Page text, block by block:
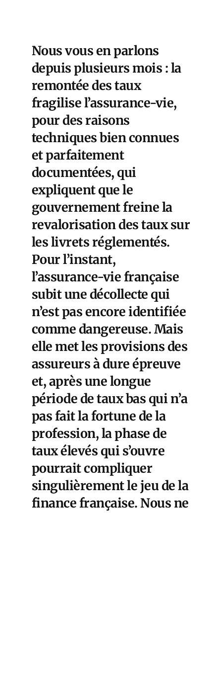
Nous vous en parlons
depuis plusieurs mois : la
remontée des taux
fragilise l’assurance-vie,
pour des raisons
techniques bien connues
et parfaitement
documentées, qui
expliquent que le
gouvernement freine la
revalorisation des taux sur
les livrets réglementés.
Pour l’instant,
l’assurance-vie française
subit une décollecte qui
n’est pas encore identifiée
comme dangereuse. Mais
elle met les provisions des
assureurs à dure épreuve
et, après une longue
période de taux bas qui n’a
pas fait la fortune de la
profession, la phase de
taux élevés qui s’ouvre
pourrait compliquer
singulièrement le jeu de la
finance française. Nous ne